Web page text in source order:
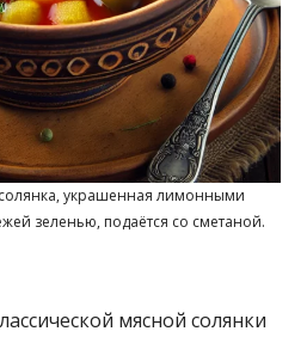
украшенная лимонными
зеленью, подаётся со сметаной.
мясной солянки